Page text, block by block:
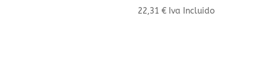
22,31€ Iva Incluido